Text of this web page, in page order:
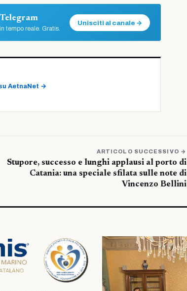
tempo reale. Gratis.
Unisciti al canale →
AetnaNet →
ARTICOLO SUCCESSIVO →
Stupore, successo e lunghi applausi al porto di
Catania: una speciale sfilata sulle note di
Vincenzo Bellini